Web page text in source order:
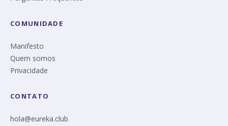
COMUNIDADE
Manifesto
Quem somos
Privacidade
CONTATO
hola@eureka.club